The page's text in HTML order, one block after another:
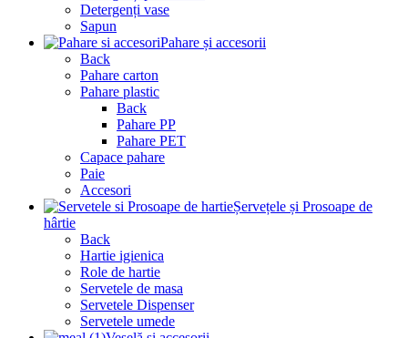
Detergenți vase
Sapun
Pahare și accesorii
Back
Pahare carton
Pahare plastic
Back
Pahare PP
Pahare PET
Capace pahare
Paie
Accesori
Șervețele și Prosoape de
hârtie
Back
Hartie igienica
Role de hartie
Servetele de masa
Servetele Dispenser
Servetele umede